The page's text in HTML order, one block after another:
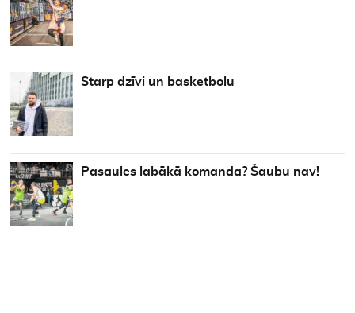
Starp dzīvi un basketbolu
Pasaules labākā komanda? Šaubu nav!